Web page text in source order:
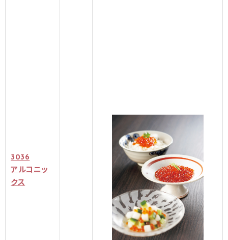
3036
アルコニッ
クス